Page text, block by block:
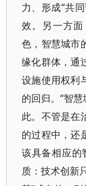
力、形成“共
效。另一方
色，智慧城市
缘化群体，通
设施使用权利
的回归。“智
此。不管是在
的过程中，还
该具备相应的
质：技术创新